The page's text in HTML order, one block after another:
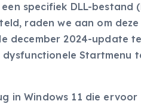
specifiek DLL-bestand
raden we aan om
december 2024-update
Startmenu
in Windows 11 die